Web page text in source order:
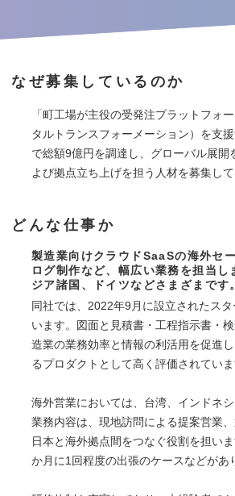
なぜ募集しているのか
「町工場が主役の受発注プラットフォ
タルトランスフォーメーション）を支
で総額9億円を調達し、グローバル展
よび拠点立ち上げを担う人材を募集して
どんな仕事か
製造業向けクラウドSaaSの海外セ
ログ制作など、幅広い業務を担当
ジア諸国、ドイツなどさまざまです。
同社では、2022年9月に設立されたス
います。図面と見積書・工程指示書・
造業の業務効率と情報の利活用を促進
るプロダクトとして高く評価されていま
海外営業においては、台湾、インドネ
業務内容は、現地訪問による提案営業
日本と海外拠点間をつなぐ役割を担い
か月に1回程度の出張のケースなどがあ